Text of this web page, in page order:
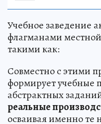
пришельцев: как
искала и изучала
флагманами
такими как:
Совместно с этими
формирует учебные